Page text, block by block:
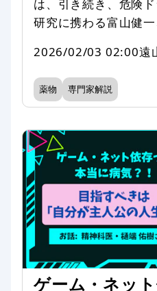
は、引き続き、危険
研究に携わる富山健一
2026/02/03 02:00遠
薬物 専門家解説
ゲーム・ネッ